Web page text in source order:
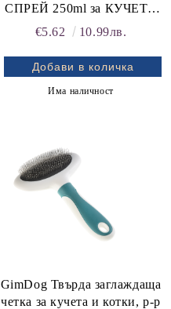
СПРЕЙ 250ml за КУЧЕТА
и за КОТКИ - отблъсква от
извършват нуждите си като
килими, дивани, спални,
тапети, мазилки, полдвани
€5.62 10.99лв.
Има наличност
GimDog Твърда заглаждаща
четка за кучета и котки, р-р